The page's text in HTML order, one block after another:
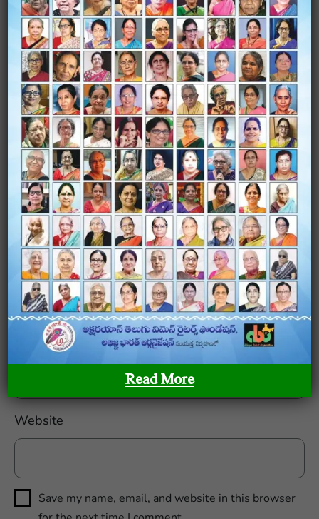
LEAVE A COMMENT
Your email address will not be published.Required
fields are marked*
Comment*
Name *
Email*
Website
Save my name, email, and website in this browser
Read More